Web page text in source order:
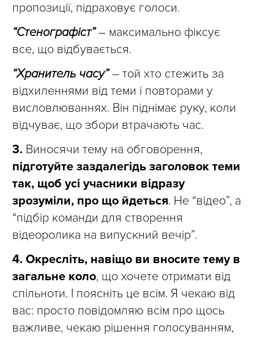
пропозиції, підраховує голоси.
“Стенографіст”– максимально фіксує
все, що відбувається.
“Хранитель часу”– той хто стежить за
відхиленнями від теми і повторами у
висловлюваннях. Він піднімає руку, коли
відчуває, що збори втрачають час.
3. Виносячи тему на обговорення,
підготуйте заздалегідь заголовок теми
так, щоб усі учасники відразу
зрозуміли, про що йдеться. Не “відео”, а
“підбір команди для створення
відеоролика на випускний вечір”.
4. Окресліть, навіщо ви вносите тему в
загальне коло, що хочете отримати від
спільноти. І поясніть це всім. Я чекаю від
вас: просто повідомляю всім про щось
важливе, чекаю рішення голосуванням,